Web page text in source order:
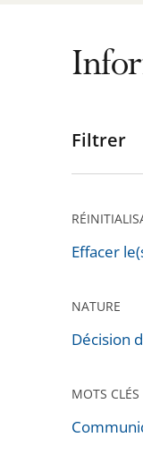
Passer
pour
après
Filtrer
Effacer
NATURE
Décision
MOTS CLÉS